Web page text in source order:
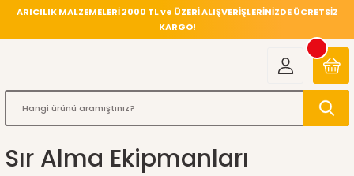
ARICILIK MALZEMELERİ 2000 TL ve ÜZERİ ALIŞVERİŞLERİNİZDE ÜCRETSİZ
KARGO!
Sır Alma Ekipmanları